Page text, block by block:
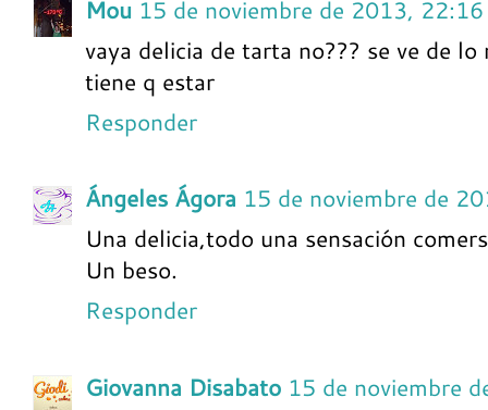
Mou 15 de noviembre de 2013, 22:16
vaya delicia de tarta no??? se ve de
tiene q estar
Responder
Ángeles Ágora 15 de noviembre de
Una delicia,todo una sensación
Un beso.
Responder
Giovanna Disabato 15 de noviembre